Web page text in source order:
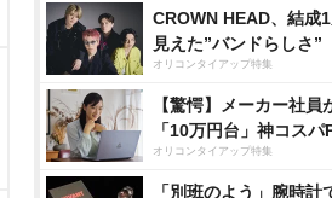
CROWN HEAD、結成
見えた”バンドらしさ”
オリコンタイアップ特集
【驚愕】メーカー社員
「10万円台」神コスパ
オリコンタイアップ特集
「別班のよう」腕時計